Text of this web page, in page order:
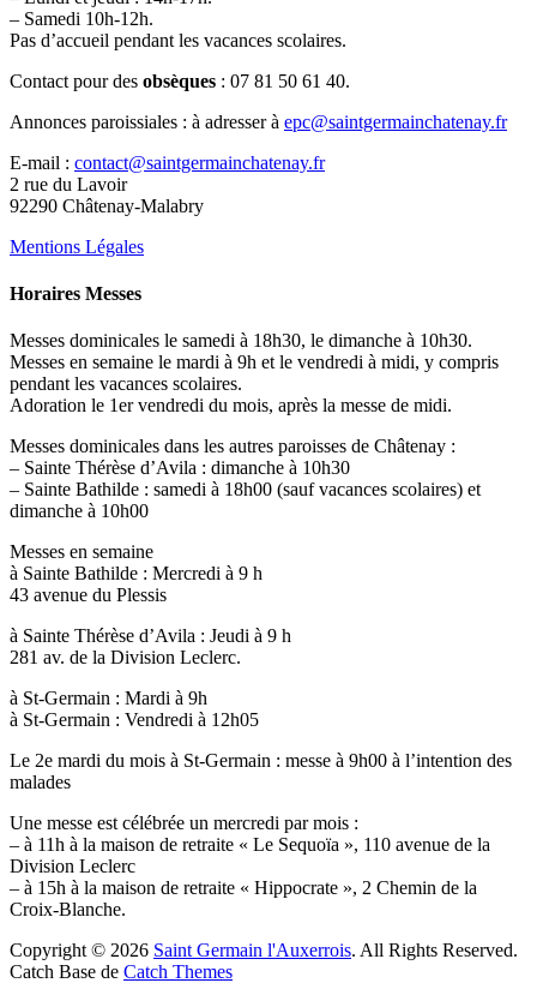
– Samedi 10h-12h.
Pas d’accueil pendant les vacances scolaires.
Contact pour des obsèques : 07 81 50 61 40.
Annonces paroissiales : à adresser à epc@saintgermainchatenay.fr
E-mail : contact@saintgermainchatenay.fr
2 rue du Lavoir
92290 Châtenay-Malabry
Mentions Légales
Horaires Messes
Messes dominicales le samedi à 18h30, le dimanche à 10h30.
Messes en semaine le mardi à 9h et le vendredi à midi, y compris
pendant les vacances scolaires.
Adoration le 1er vendredi du mois, après la messe de midi.
Messes dominicales dans les autres paroisses de Châtenay :
– Sainte Thérèse d’Avila : dimanche à 10h30
– Sainte Bathilde : samedi à 18h00 (sauf vacances scolaires) et
dimanche à 10h00
Messes en semaine
à Sainte Bathilde : Mercredi à 9 h
43 avenue du Plessis
à Sainte Thérèse d’Avila : Jeudi à 9 h
281 av. de la Division Leclerc.
à St-Germain : Mardi à 9h
à St-Germain : Vendredi à 12h05
Le 2e mardi du mois à St-Germain : messe à 9h00 à l’intention des
malades
Une messe est célébrée un mercredi par mois :
– à 11h à la maison de retraite « Le Sequoïa », 110 avenue de la
Division Leclerc
– à 15h à la maison de retraite « Hippocrate », 2 Chemin de la
Croix-Blanche.
Copyright © 2026 Saint Germain l'Auxerrois. All Rights Reserved.
Catch Base de Catch Themes